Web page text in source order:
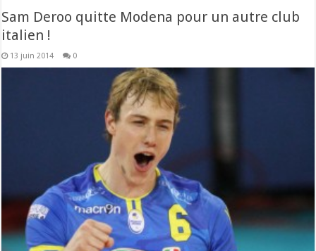
Sam Deroo quitte Modena pour un autre club
italien !
13 juin 2014 0